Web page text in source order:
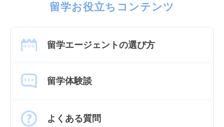
留学お役立ちコンテンツ
留学エージェントの選び方
留学体験談
よくある質問